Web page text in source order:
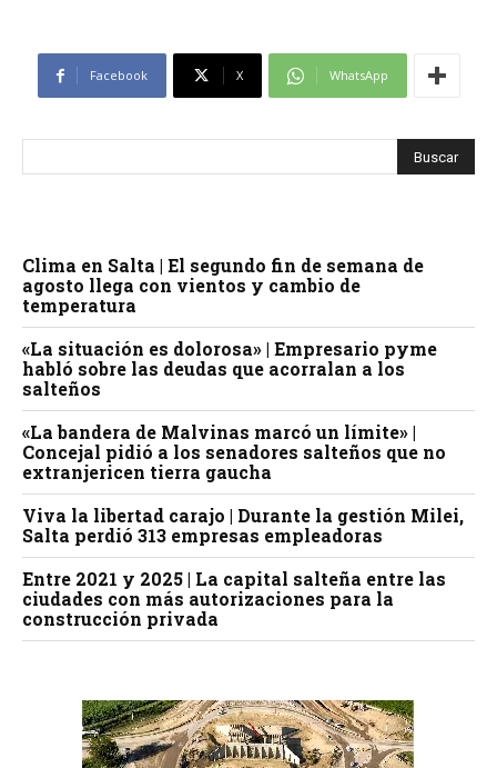
Facebook X WhatsApp
Clima en Salta | El segundo fin de semana de
agosto llega con vientos y cambio de
temperatura
«La situación es dolorosa» | Empresario pyme
habló sobre las deudas que acorralan a los
salteños
«La bandera de Malvinas marcó un límite» |
Concejal pidió a los senadores salteños que no
extranjericen tierra gaucha
Viva la libertad carajo | Durante la gestión Milei,
Salta perdió 313 empresas empleadoras
Entre 2021 y 2025 | La capital salteña entre las
ciudades con más autorizaciones para la
construcción privada